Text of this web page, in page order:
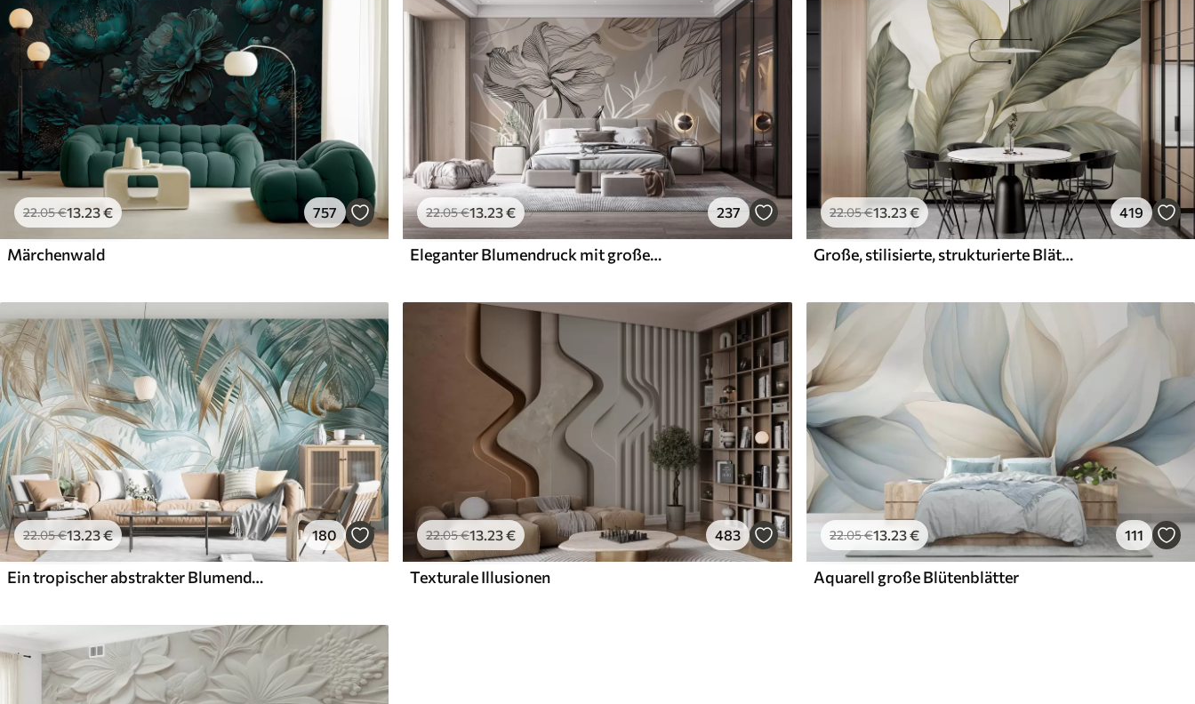
22.05€13.23€ 757
Märchenwald
22.05€13.23€ 237
Eleganter Blumendruck mit großen abstrakten Linienblüten und Blättern in Grau- und Beigetönen auf hellem Hintergrund
22.05€13.23€ 419
Große, stilisierte, strukturierte Blätter mit detaillierten Adern in verschiedenen Grün-, Creme- und Beigetönen
22.05€13 .23€ 180
Ein tropischer abstrakter Blumendruck mit großen Palmenblättern in Blau- und Beigetönen schafft eine üppige Atmosphäre
22.05€13 .23€ 483
Texturale Illusionen
22.05€13.23€ 111
Aquarell große Blütenblätter